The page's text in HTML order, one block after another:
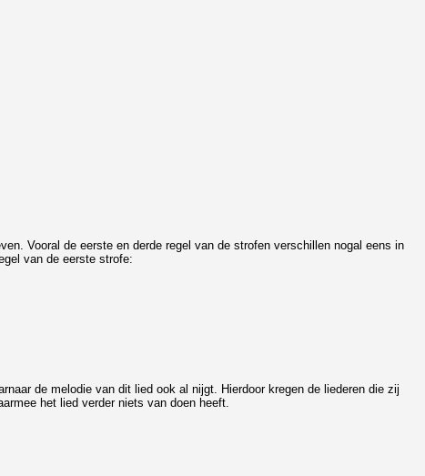
Vooral de eerste en derde regel van de strofen verschillen nogal eens in
van de eerste strofe:
de melodie van dit lied ook al nijgt. Hierdoor kregen de liederen die zij
het lied verder niets van doen heeft.